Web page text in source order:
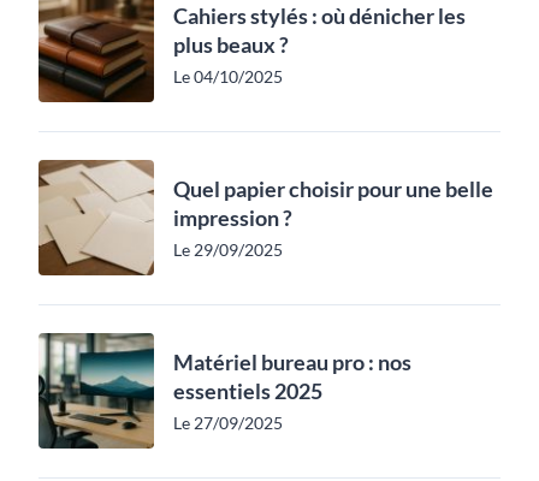
Cahiers stylés : où dénicher les
plus beaux ?
Le 04/10/2025
Quel papier choisir pour une belle
impression ?
Le 29/09/2025
Matériel bureau pro : nos
essentiels 2025
Le 27/09/2025